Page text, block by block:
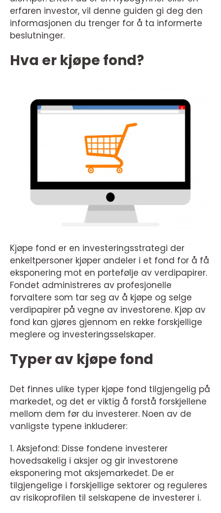
erfaren investor, vil denne guiden gi deg den
informasjonen du trenger for å ta informerte
beslutninger.
Hva er kjøpe fond?
Kjøpe fond er en investeringsstrategi der
enkeltpersoner kjøper andeler i et fond for å få
eksponering mot en portefølje av verdipapirer.
Fondet administreres av profesjonelle
forvaltere som tar seg av å kjøpe og selge
verdipapirer på vegne av investorene. Kjøp av
fond kan gjøres gjennom en rekke forskjellige
meglere og investeringsselskaper.
Typer av kjøpe fond
Det finnes ulike typer kjøpe fond tilgjengelig på
markedet, og det er viktig å forstå forskjellene
mellom dem før du investerer. Noen av de
vanligste typene inkluderer:
1. Aksjefond: Disse fondene investerer
hovedsakelig i aksjer og gir investorene
eksponering mot aksjemarkedet. De er
tilgjengelige i forskjellige sektorer og reguleres
av risikoprofilen til selskapene de investerer i.